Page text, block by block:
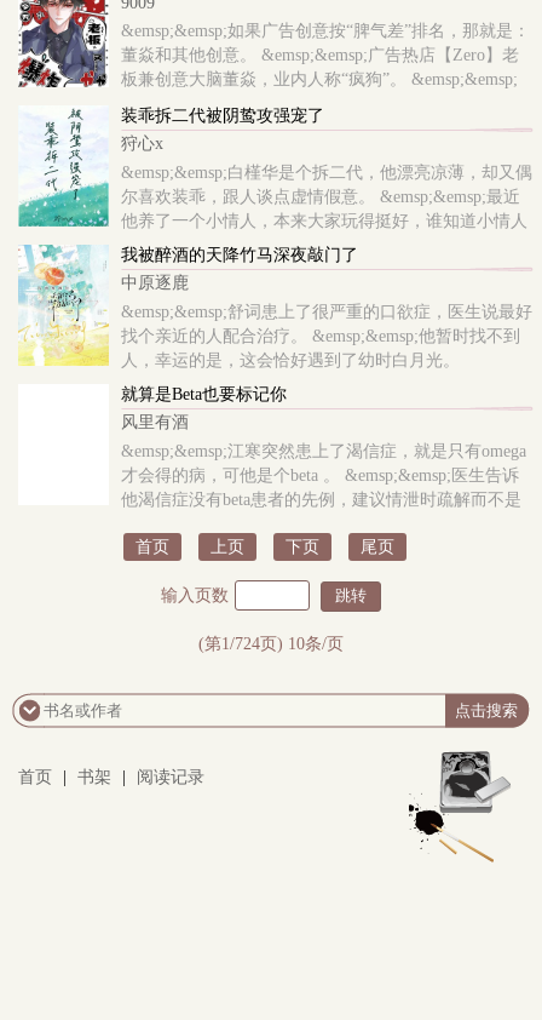
&emsp;&emsp;如果广告创意按“脾气差”排名，那就是：
董焱和其他创意。 &emsp;&emsp;广告热店【Zero】老
板兼创意大脑董焱，业内人称“疯狗”。 &emsp;&emsp;
哪怕两擒戛纳金狮大奖，业内最广为流传的，依然是他
“百人砍”的传说。 &emsp;&emsp;前商务总监蓄谋跳
槽，..
装乖拆二代被阴鸷攻强宠了
狩心x
&emsp;&emsp;白槿华是个拆二代，他漂亮凉薄，却又偶
尔喜欢装乖，跟人谈点虚情假意。 &emsp;&emsp;最近
他养了一个小情人，本来大家玩得挺好，谁知道小情人
居然演技不好，喝醉了叫出另外一个人的名字。
&emsp;&emsp;那人是秦家掌权者秦邺，豪门望族，..
我被醉酒的天降竹马深夜敲门了
中原逐鹿
&emsp;&emsp;舒词患上了很严重的口欲症，医生说最好
找个亲近的人配合治疗。 &emsp;&emsp;他暂时找不到
人，幸运的是，这会恰好遇到了幼时白月光。
&emsp;&emsp;他追了白月光一段时间。 &emsp;&emsp;
对方是个冷脸酷哥，态度不冷不淡，却在某晚发来一条
很露骨的消..
就算是Beta也要标记你
风里有酒
&emsp;&emsp;江寒突然患上了渴信症，就是只有omega
才会得的病，可他是个beta 。 &emsp;&emsp;医生告诉
他渴信症没有beta患者的先例，建议情泄时疏解而不是
讨厌的就是和任何人有感情牵..
首页 上页 下页 尾页
输入页数
(第1/724页) 10条/页
首页 书架 阅读记录